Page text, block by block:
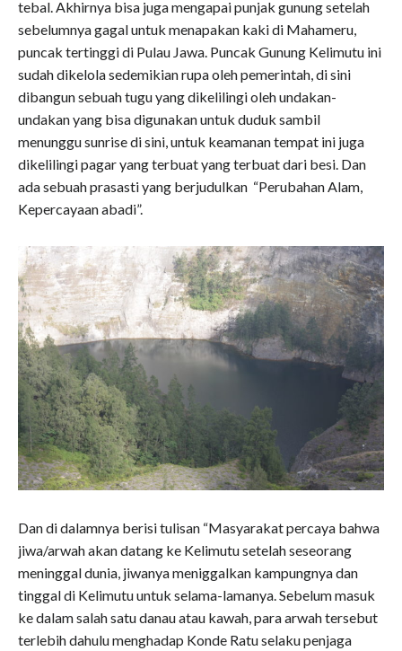
tebal. Akhirnya bisa juga mengapai punjak gunung setelah
sebelumnya gagal untuk menapakan kaki di Mahameru,
puncak tertinggi di Pulau Jawa. Puncak Gunung Kelimutu ini
sudah dikelola sedemikian rupa oleh pemerintah, di sini
dibangun sebuah tugu yang dikelilingi oleh undakan-
undakan yang bisa digunakan untuk duduk sambil
menunggu sunrise di sini, untuk keamanan tempat ini juga
dikelilingi pagar yang terbuat yang terbuat dari besi. Dan
ada sebuah prasasti yang berjudulkan “Perubahan Alam,
Kepercayaan abadi”.
Dan di dalamnya berisi tulisan “Masyarakat percaya bahwa
jiwa/arwah akan datang ke Kelimutu setelah seseorang
meninggal dunia, jiwanya meniggalkan kampungnya dan
tinggal di Kelimutu untuk selama-lamanya. Sebelum masuk
ke dalam salah satu danau atau kawah, para arwah tersebut
terlebih dahulu menghadap Konde Ratu selaku penjaga